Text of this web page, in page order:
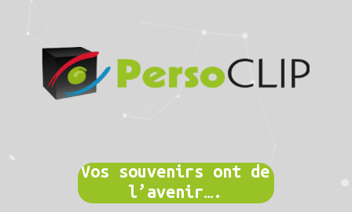
Vos souvenirs ont de
l’avenir….